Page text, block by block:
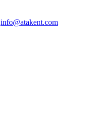
info@atakent.com